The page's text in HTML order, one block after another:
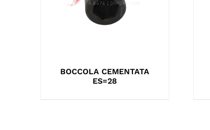
BOCCOLA CEMENTATA
ES=28